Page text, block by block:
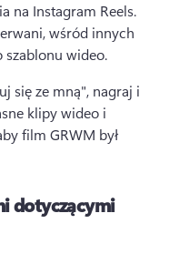
wśród innych
szablonu wideo.
się ze mną", nagraj i
klipy wideo i
film GRWM był
dotyczącymi